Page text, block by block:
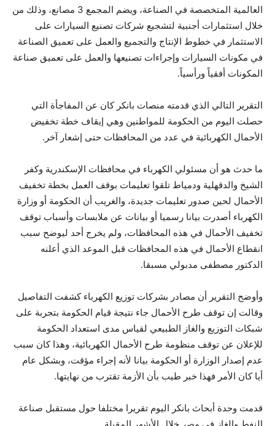
العالمية المتخصصة في الصناعة، ويضم المجمع 3 مصانع، وذلك من
خلال استثمارات أجنبية لتشجيع شركات تصنيع السيارات على
الاستثمار في خطوط الإنتاج والتجميع والعمل على تعميق الصناعة
في مكونات السيارات وإجراءات تصنيعها والعمل على تعميق صناعة
المكونات أفقياً ورأسياً.
التقرير التالي الذي قدمته منصات بانكر كان عن المفاجأة التي
حصلت اليوم من الحكومة للمواطنين وهي إيقاف خطة تخفيض
الأحمال الكهربائية في عدد من المحافظات حتى إشعار آخر.
ما حدث هو أن مسئولي الكهرباء في محافظات الإسكندرية وكفر
الشيخ والدقهلية ودمياط تلقوا تعليمات بوقف العمل بخطة تخفيف
الأحمال لحين صدور تعليمات جديدة، والغريب أن الحكومة أو وزارة
الكهرباء أصدرت بيانا رسميا أو بيانات عن ملابسات وأسباب توقف
تخفيف الأحمال في هذه المحافظات، ولم يخرج أحد ليوضح سبب
انقطاع الأحمال في هذه المحافظات قبل الموعد الذي أعلنه
الدكتور مصطفى مدبولي مسبقا.
وأوضح التقرير أن مصادر بشركات توزيع الكهرباء كشفت التفاصيل
وقالت إن توقف طرح الأحمال جاء نتيجة قيام الحكومة بتجربة على
شبكات التوزيع والغاز الطبيعي لقياس مدى استعداد الحكومة
للإعلان عن توقف منظومة طرح الأحمال الكهربائية، وهذا كان سبب
عدم إصدار الوزارة أو الحكومة بيانا لأنه إجراء مؤقت، وبشكل عام
أيا كان الأمر فهذا خبر طيب بأن الأزمة تقترب من نهايتها.
قدمت وحدة أبحاث بانكر اليوم تقريرا مختلفا حول مستقبل صناعة